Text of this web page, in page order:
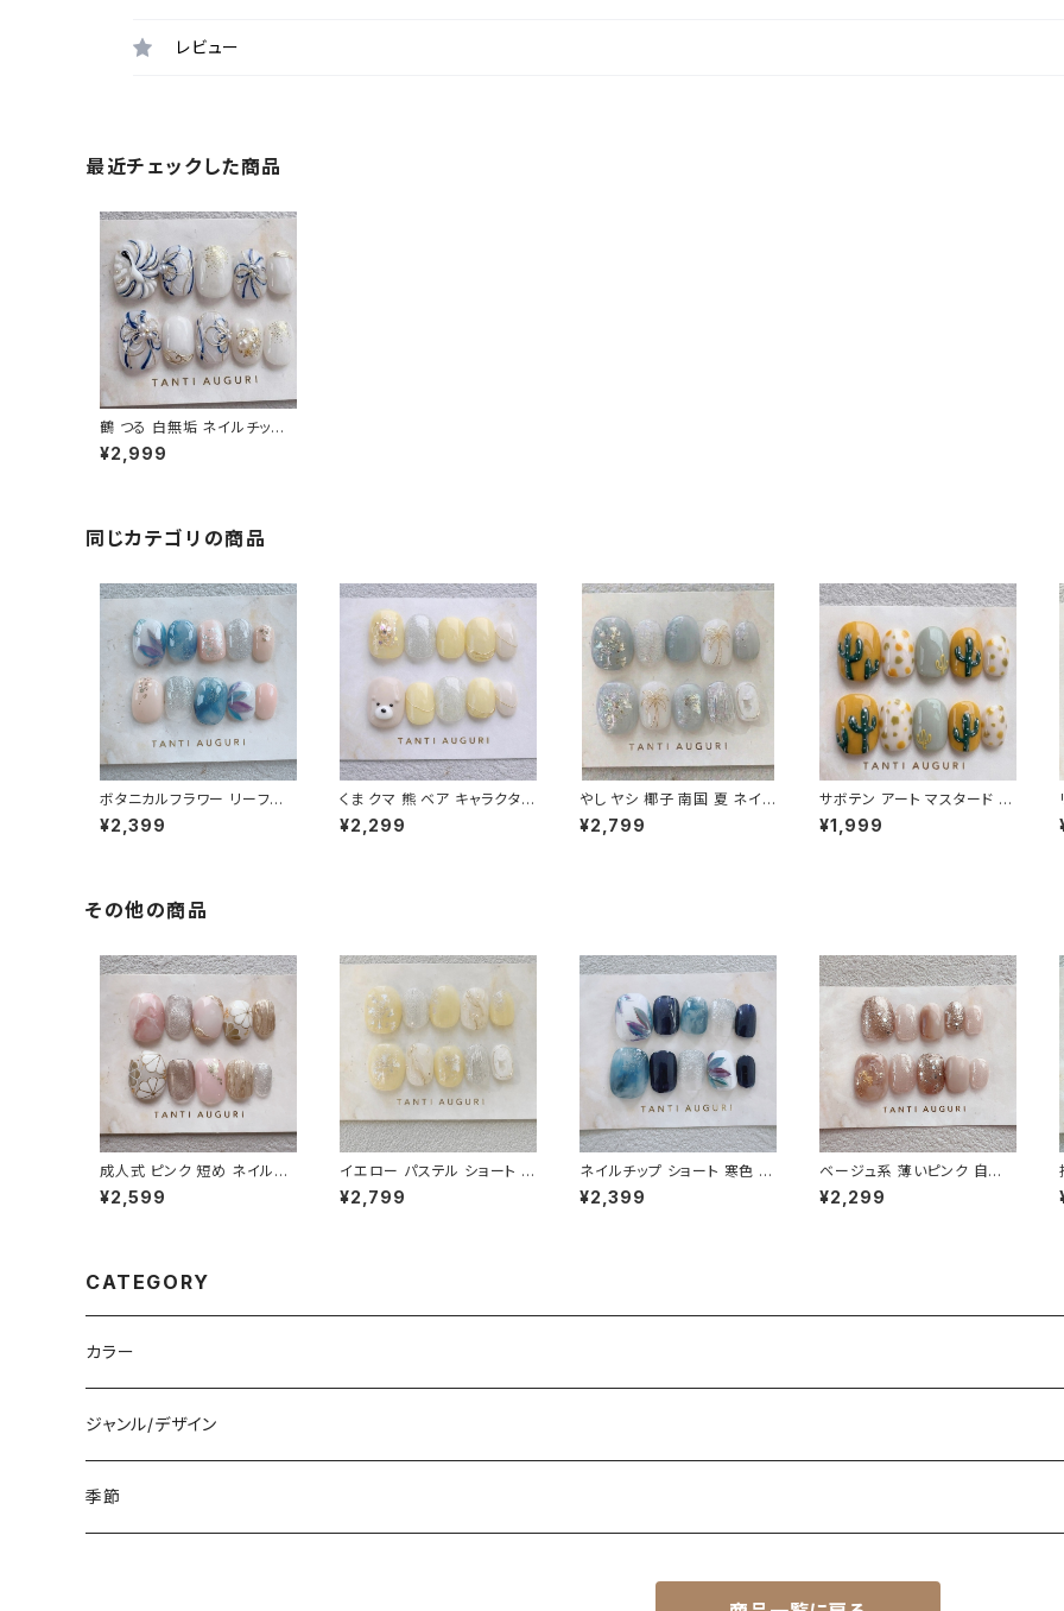
レビュー
最近チェックした商品
鶴 つる 白無垢 ネイルチップ
成人式 色打掛 前撮り 和装
和柄 付け爪 手書き ホワイト
¥2,999
同じカテゴリの商品
ボタニカルフラワー リーフネ
イル ベリーショート ネイルチ
ップ 紺のワンピに合う 植物
¥2,399
くま クマ 熊 ベア キャラクター
アニマル ネイルチップ 付け爪
イエロー パステル 短い ショ
¥2,299
やし ヤシ 椰子 南国 夏 ネイル
チップ くすみブルー アイス 乳
白色 サマー 旅行 大人 20代
¥2,799
サボテン アート マスタード か
らし メキシコ 西海岸 古着 コ
ーデ ネイルチップ 付け爪 立
¥1,999
その他の商品
成人式 ピンク 短め ネイルチ
ップ ベリーショート 小さめ 和
柄 着物 振袖用 和風 前撮り
¥2,599
イエロー パステル ショート ネ
イルチップ 付け爪 檸檬 ゴー
ルド 金 ニュアンス 20代 30
¥2,799
ネイルチップ ショート 寒色 リ
ーフ柄 ボタニカルフラワー 麦
わら帽子 濃い紺ファッション
¥2,399
ベージュ系 薄いピンク 自爪
風 自然に見せる ベリーショ
ート ネイルチップ 通販 販売
¥2,299
CATEGORY
カラー
白
黒
ジャンル/デザイン
シンプル
季節